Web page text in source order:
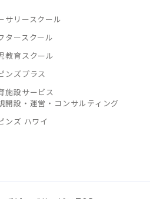
サリースクール
タースクール
教育スクール
ンズプラス
施設サービス
開設・運営・コンサルティング
ンズ ハワイ